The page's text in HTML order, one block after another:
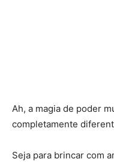
Ah, a magia de poder
completamente
Seja para brincar com